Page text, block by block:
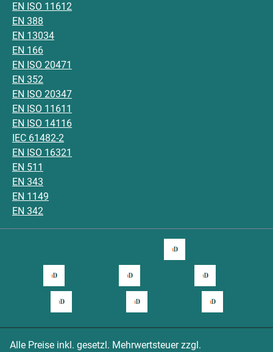
EN ISO 11612
EN 388
EN 13034
EN 166
EN ISO 20471
EN 352
EN ISO 20347
EN ISO 11611
EN ISO 14116
IEC 61482-2
EN ISO 16321
EN 511
EN 343
EN 1149
EN 342
Alle Preise inkl. gesetzl. Mehrwertsteuer zzgl.